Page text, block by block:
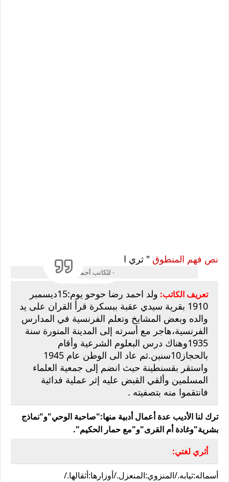
نص فهم المنطوق " ثري الحرب"
- للكاتب أحمد رضا حوحو-
تعريف الكاتب:
ولد احمد رضا حوحو يوم:15ديسمبر
1910 بقرية سيدي عقبة ببسكرة قرأ القران على يد
والده وبعض المشايخ وتعلم الفرنسية في المدارس
الفرنسية،هاجر مع أسرته إلى المدينة المنورة سنة
1935وهناك درس البعلوم الشرعية وأقام
بالحجاز10سنين.ثم عاد الى الوطن عام 1945
واستقر بقسنطينة حيث انضم إلى جمعية العلماء
المسلمين وألقي القبض عليه إثر عملية فدائية
فانتقموا منه بتصفيته .
ترك لنا الأديب عدة أعمال أدبية منها:"صاحبة الوحي"و"نماذج
بشرية"وغادة أم القرى"و"مع حمار الحكيم".
أثري لغتي:
أسماله:ثيابه./المنزوي:المنعزل./أوزارها:أثقالها./